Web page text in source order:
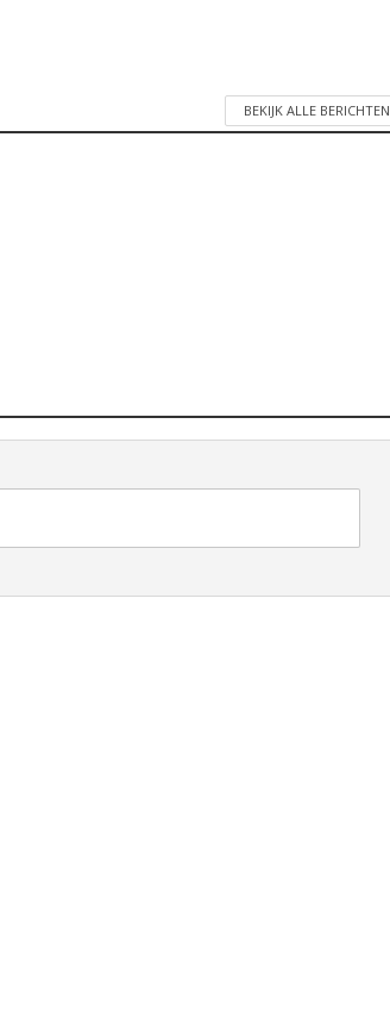
BEKIJK ALLE BERICHTEN